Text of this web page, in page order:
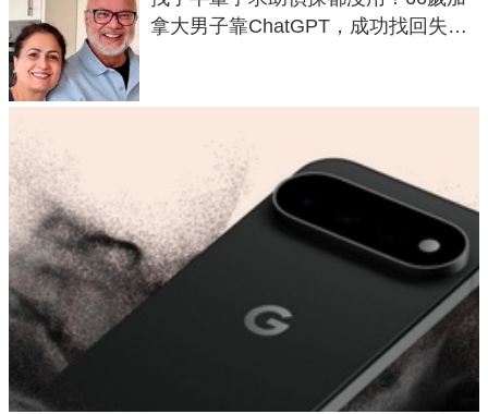
拿大男子靠ChatGPT，成功找回失散